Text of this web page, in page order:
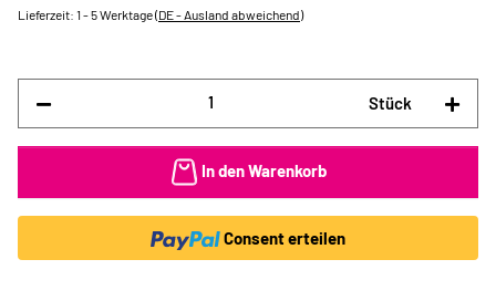
Lieferzeit: 1 - 5 Werktage(DE - Ausland abweichend)
Stück
In den Warenkorb
Consent erteilen